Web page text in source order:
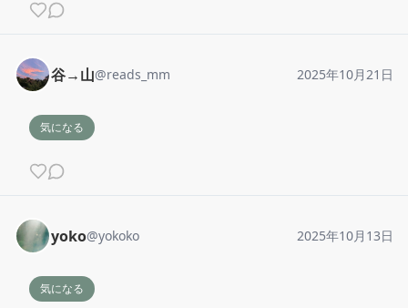
谷→山@reads_mm 2025年10月21日
気になる
yoko@yokoko 2025年10月13日
気になる